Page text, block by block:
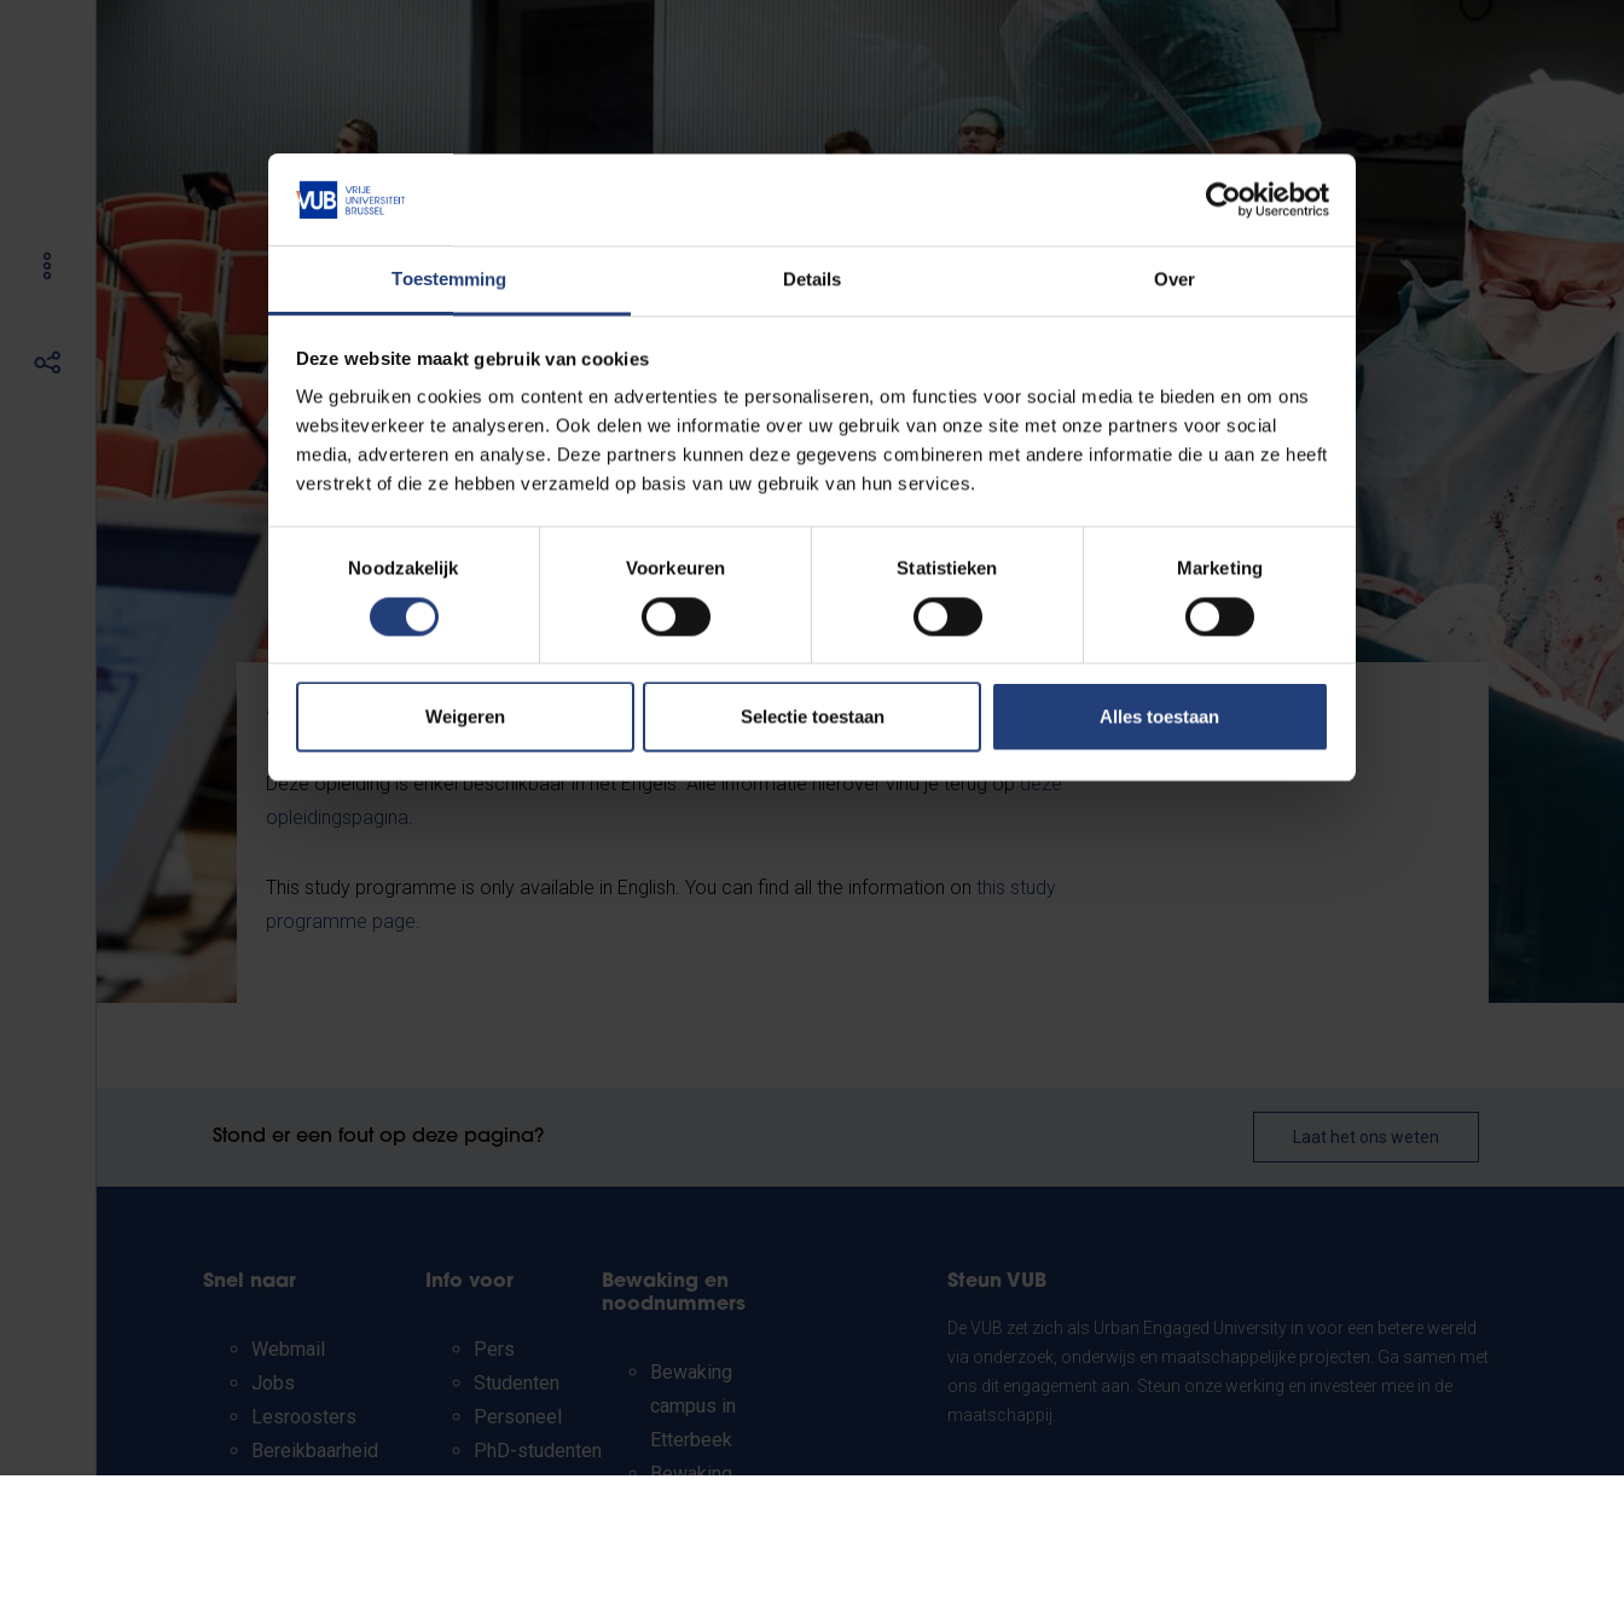
Toestemming Details Over
Deze website maakt gebruik van cookies
We gebruiken cookies om content en advertenties te personaliseren, om functies voor social media te bieden en om ons
websiteverkeer te analyseren. Ook delen we informatie over uw gebruik van onze site met onze partners voor social
media, adverteren en analyse. Deze partners kunnen deze gegevens combineren met andere informatie die u aan ze heeft
verstrekt of die ze hebben verzameld op basis van uw gebruik van hun services.
Noodzakelijk
Voorkeuren Statistieken Marketing
Weigeren Selectie toestaan Alles toestaan
Faculteit Geneeskunde en Farmacie Ghent University, Catholic University of Leuven, Hasselt University, Antwerp University.
Deze opleiding is enkel beschikbaar in het Engels. Alle informatie hierover vind je terug opdeze
opleidingspagina.
This study programme is only available in English. You can find all the information on this study
programme page.
Stond er een fout op deze pagina? Laat het ons weten
Snel naar
Webmail
Jobs
Lesroosters
Bereikbaarheid
Info voor
Pers
Studenten
Personeel
PhD-studenten
Bewaking en
noodnummers
Bewaking
campus in
Etterbeek
Bewaking
Steun VUB
De VUB zet zich als Urban Engaged University in voor een betere wereld
via onderzoek, onderwijs en maatschappelijke projecten. Ga samen met
ons dit engagement aan. Steun onze werking en investeer mee in de
maatschappij.